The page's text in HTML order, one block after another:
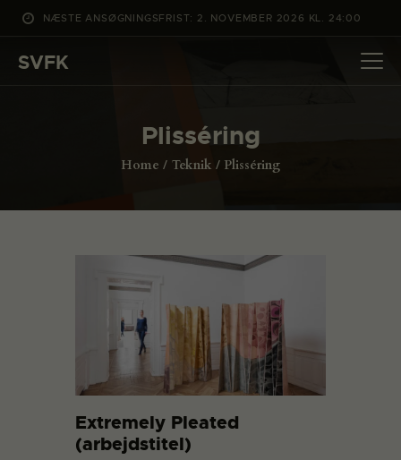
NÆSTE ANSØGNINGSFRIST: 2. NOVEMBER 2026 KL. 24:00
SVFK
Plisséring
Home Teknik Plisséring
DET SKER
ANSØG
Extremely Pleated
(arbejdstitel)